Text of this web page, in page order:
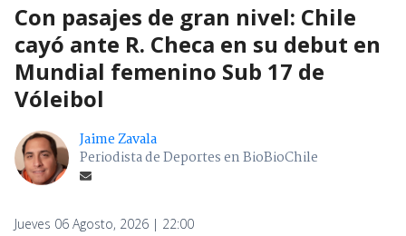
Con pasajes de gran nivel: Chile
cayó ante R. Checa en su debut en
Mundial femenino Sub 17 de
Vóleibol
Jaime Zavala
Periodista de Deportes en BioBioChile
Jueves 06 Agosto, 2026 | 22:00